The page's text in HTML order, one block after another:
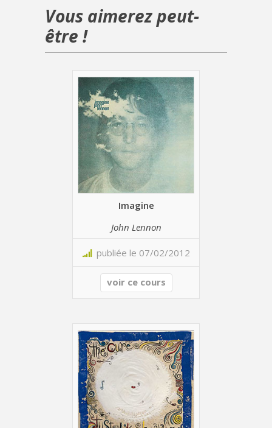
Vous aimerez peut-
être !
Imagine
John Lennon
publiée le 07/02/2012
voir ce cours